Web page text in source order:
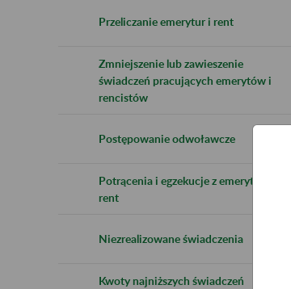
Przeliczanie emerytur i rent
Zmniejszenie lub zawieszenie
świadczeń pracujących emerytów i
rencistów
Postępowanie odwoławcze
Potrącenia i egzekucje z emerytur i
rent
Niezrealizowane świadczenia
Kwoty najniższych świadczeń